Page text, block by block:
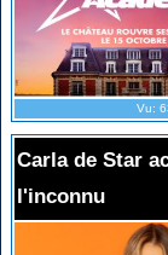
Vu:
Carla de Star
l'inconnu